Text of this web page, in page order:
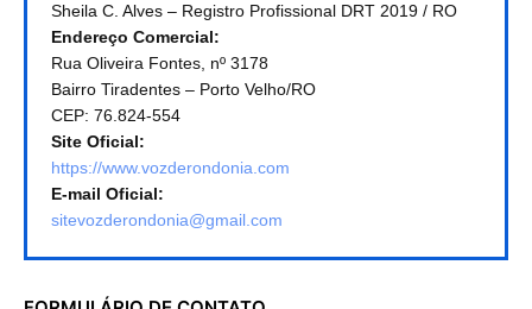
Sheila C. Alves – Registro Profissional DRT 2019 / RO
Endereço Comercial:
Rua Oliveira Fontes, nº 3178
Bairro Tiradentes – Porto Velho/RO
CEP: 76.824-554
Site Oficial:
https://www.vozderondonia.com
E-mail Oficial:
sitevozderondonia@gmail.com